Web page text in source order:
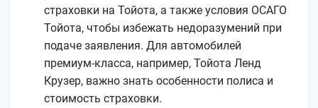
страховки на Тойота, а также условия ОСАГО
Тойота, чтобы избежать недоразумений при
подаче заявления. Для автомобилей
премиум-класса, например, Тойота Ленд
Крузер, важно знать особенности полиса и
стоимость страховки.